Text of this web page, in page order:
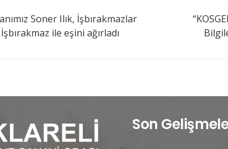
Soner Ilık, İşbırakmazlar
ile eşini ağırladı
Son